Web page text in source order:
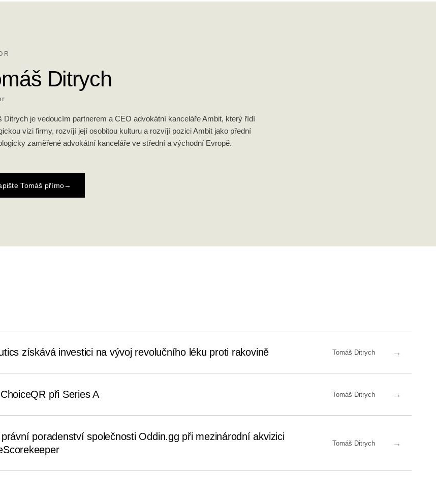
Ditrych
Ditrych je vedoucím partnerem a CEO advokátní kanceláře Ambit, který řídí
vizi firmy, rozvíjí její osobitou kulturu a rozvíjí pozici Ambit jako přední
zaměřené advokátní kanceláře ve střední a východní Evropě.
Tomáš přímo→
získává investici na vývoj revolučního léku proti rakovině Tomáš Ditrych →
při Series A Tomáš Ditrych →
poradenství společnosti Oddin.gg při mezinárodní akvizici
Tomáš Ditrych →